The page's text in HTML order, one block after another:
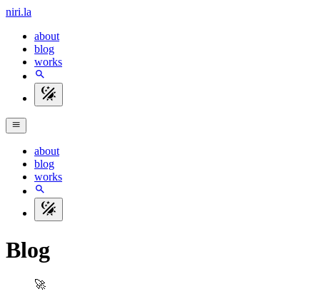
niri.la
about
blog
works
about
blog
works
Blog
🚀